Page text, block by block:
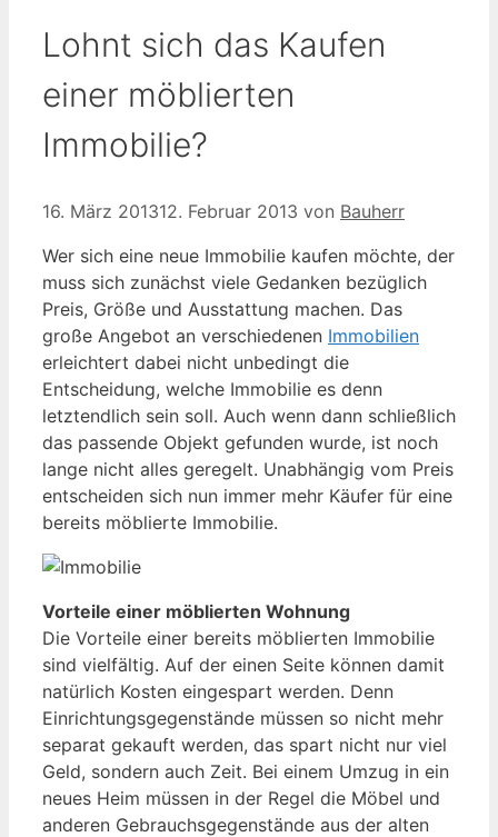
Lohnt sich das Kaufen
einer möblierten
Immobilie?
16. März 201312. Februar 2013 von Bauherr
Wer sich eine neue Immobilie kaufen möchte, der
muss sich zunächst viele Gedanken bezüglich
Preis, Größe und Ausstattung machen. Das
große Angebot an verschiedenen Immobilien
erleichtert dabei nicht unbedingt die
Entscheidung, welche Immobilie es denn
letztendlich sein soll. Auch wenn dann schließlich
das passende Objekt gefunden wurde, ist noch
lange nicht alles geregelt. Unabhängig vom Preis
entscheiden sich nun immer mehr Käufer für eine
bereits möblierte Immobilie.
Vorteile einer möblierten Wohnung
Die Vorteile einer bereits möblierten Immobilie
sind vielfältig. Auf der einen Seite können damit
natürlich Kosten eingespart werden. Denn
Einrichtungsgegenstände müssen so nicht mehr
separat gekauft werden, das spart nicht nur viel
Geld, sondern auch Zeit. Bei einem Umzug in ein
neues Heim müssen in der Regel die Möbel und
anderen Gebrauchsgegenstände aus der alten